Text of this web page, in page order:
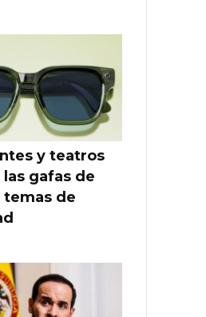
y teatros
gafas de
temas de